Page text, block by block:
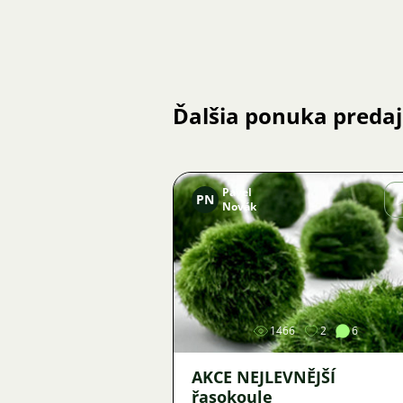
Ďalšia ponuka
Obrázok
PN Pavel
Novák
1466 2 6
AKCE NEJLEVNĚJŠÍ
řasokoule